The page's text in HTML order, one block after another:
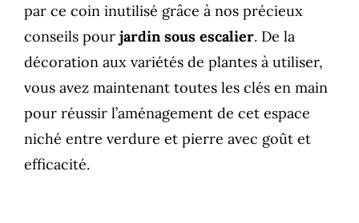
par ce coin inutilisé grâce à nos précieux
conseils pour jardin sous escalier. De la
décoration aux variétés de plantes à utiliser,
vous avez maintenant toutes les clés en main
pour réussir l’aménagement de cet espace
niché entre verdure et pierre avec goût et
efficacité.